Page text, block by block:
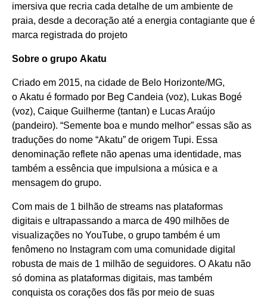
imersiva que recria cada detalhe de um ambiente de
praia, desde a decoração até a energia contagiante que é
marca registrada do projeto
Sobre o grupo Akatu
Criado em 2015, na cidade de Belo Horizonte/MG,
o Akatu é formado por Beg Candeia (voz), Lukas Bogé
(voz), Caique Guilherme (tantan) e Lucas Araújo
(pandeiro). “Semente boa e mundo melhor” essas são as
traduções do nome “Akatu” de origem Tupi. Essa
denominação reflete não apenas uma identidade, mas
também a essência que impulsiona a música e a
mensagem do grupo.
Com mais de 1 bilhão de streams nas plataformas
digitais e ultrapassando a marca de 490 milhões de
visualizações no YouTube, o grupo também é um
fenômeno no Instagram com uma comunidade digital
robusta de mais de 1 milhão de seguidores. O Akatu não
só domina as plataformas digitais, mas também
conquista os corações dos fãs por meio de suas